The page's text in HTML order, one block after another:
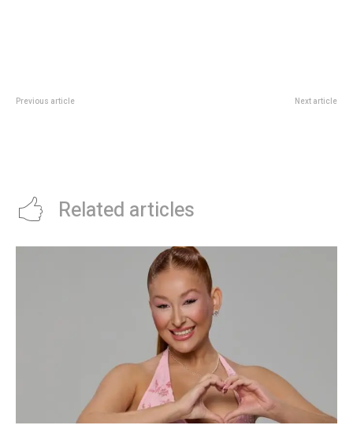
Previous article Next article
Related articles